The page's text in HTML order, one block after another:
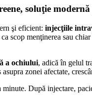
soluţie
şi eficient: injecţiile
ca scop menţinerea sau
a ochiului, adică în gelul
asupra zonei afectate,
După injectare,